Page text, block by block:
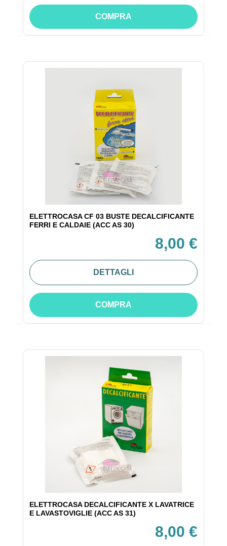
COMPRA
ELETTROCASA CF 03 BUSTE DECALCIFICANTE
FERRI E CALDAIE (ACC AS 30)
8,00 €
DETTAGLI
COMPRA
ELETTROCASA DECALCIFICANTE X LAVATRICE
E LAVASTOVIGLIE (ACC AS 31)
8,00 €